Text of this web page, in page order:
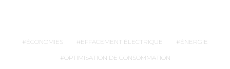
ÉCONOMIES EFFACEMENT ÉLECTRIQUE ÉNERGIE
OPTIMISATION DE CONSOMMATION